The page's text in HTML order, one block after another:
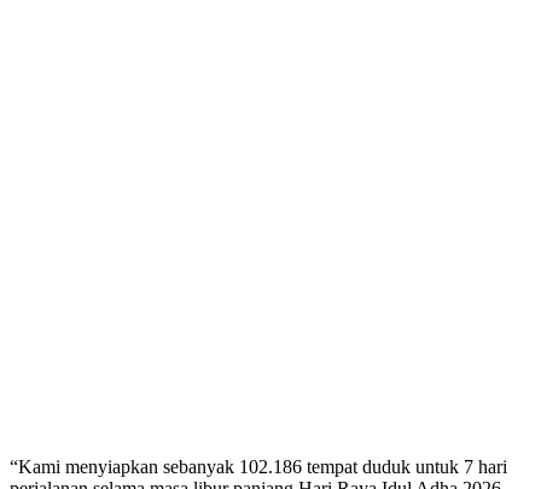
“Kami menyiapkan sebanyak 102.186 tempat duduk untuk 7 hari